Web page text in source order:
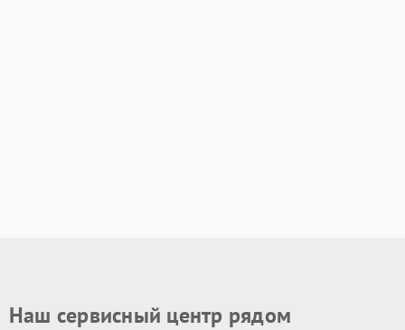
Наш сервисный центр рядом